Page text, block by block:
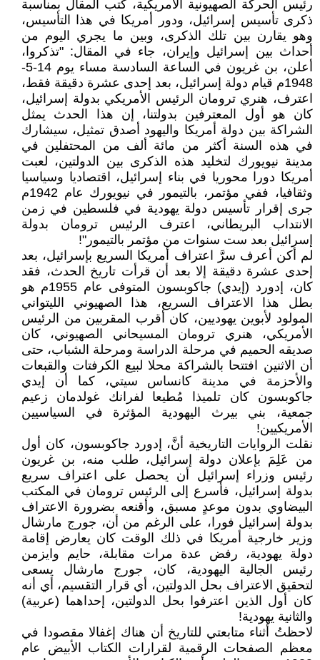
رئيس الحركة الصهيونية الأمريكية، كتب المقال بمناسبة
ذكرى تأسيس إسرائيل، ودور أمريكا في هذا التأسيس،
وهو يقارن بين تلك الذكرى، وبين ما يجري اليوم من
أحداث بين إسرائيل وإيران، جاء في المقال: "تذكروا،
أعلن، بن غريون في الساعة السادسة مساء يوم 14-5-
1948م قيام دولة إسرائيل، بعد إحدى عشرة دقيقة فقط،
اعترف، هنري ترومان الرئيس الأمريكي بدولة إسرائيل،
كان هو أول المعترفين بدولتنا، إن هذا الحدث يمثل
الشراكة بين دولة أمريكا واليهود أصدق تمثيل، سيشارك
في هذه السنة أكثر من مائة ألف من المحتفلين في
مدينة نيويورك لتخليد هذه الذكرى بين الدولتين، لعبت
أمريكا دورا محوريا في بناء إسرائيل، اقتصاديا وسياسيا
وثقافيا، ففي مؤتمر، بالتيمور في نيويورك عام 1942م
جرى إقرار تأسيس دولة يهودية في فلسطين في زمن
الانتداب البريطاني، اعترف الرئيس ترومان بدولة
إسرائيل بعد ست سنوات من مؤتمر بالتيمور"!
لم أكن أعرف سرَّ اعتراف أمريكا السريع بإسرائيل، بعد
إحدى عشرة دقيقة إلا بعد أن قرأت تاريخ الحدث، فقد
كان، إدورد (إيدي) جاكوبسون المتوفى عام 1955م هو
بطل هذا الاعتراف السريع، هذا الصهيوني الليتواني
المولود لأبوين يهوديين، كان أقرب المقربين من الرئيس
الأمريكي، هنري ترومان المسيحاني الصهيوني، كان
صديقه الحميم في مرحلة الدراسة ومرحلة الشباب، حتى
أن الاثنين افتتحا بالشراكة محلا لبيع الكرفتات والقبعات
والأحزمة في مدينة كانساس سيتي، كما أن إيدي
جاكوبسون كان تلميذا مُطيعا لفرانك غولدمان زعيم
جمعية، بني بيرث اليهودية المؤثرة في السياسيين
الأمريكيين!
نقلت الروايات التاريخية أنَّ، إدورد جاكوبسون، كان أول
من عَلِمَ بإعلان دولة إسرائيل، طلب منه، بن غريون
رئيس وزراء إسرائيل أن يحصل على اعتراف سريع
بدولة إسرائيل، فأسرع إلى الرئيس ترومان في المكتب
البيضاوي بدون موعدٍ مسبق، وأقنعه بضرورة الاعتراف
بدولة إسرائيل فورا، على الرغم من أن، جورج مارشال
وزير خارجية أمريكا في ذلك الوقت كان يعارض إقامة
دولة يهودية، رفض عدة مرات مقابلة، حايم وايزمن
رئيس الجالية اليهودية، كان، جورج مارشال يسعى
لتحقيق الاعتراف بحل الدولتين، أي قرار التقسيم، أي أنه
كان أول الذين اعترفوا بحل الدولتين، إحداهما (عربية)
والثانية يهودية!
لاحظتُ أثناء متابعتي للتاريخ أن هناك إغفالا مقصودا في
معظم الصفحات الرقمية لقرارات الكتاب الأبيض عام